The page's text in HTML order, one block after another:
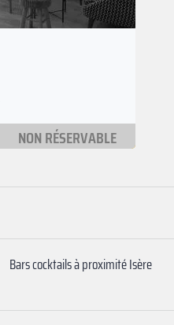
NON RÉSERVABLE
Bars cocktails à proximité Isère